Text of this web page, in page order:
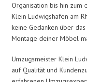
Organisation bis hin zum
Klein Ludwigshafen am
keine Gedanken über
Montage deiner Möbel
Umzugsmeister Klein
auf Qualität und